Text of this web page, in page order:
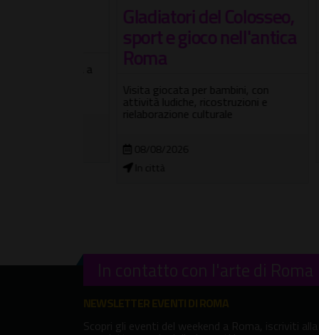
Gladiatori del Colosseo,
sport e gioco nell'antica
Roma
Visita giocata per bambini, con
attività ludiche, ricostruzioni e
rielaborazione culturale
08/08/2026
In città
In contatto con l'arte di Roma